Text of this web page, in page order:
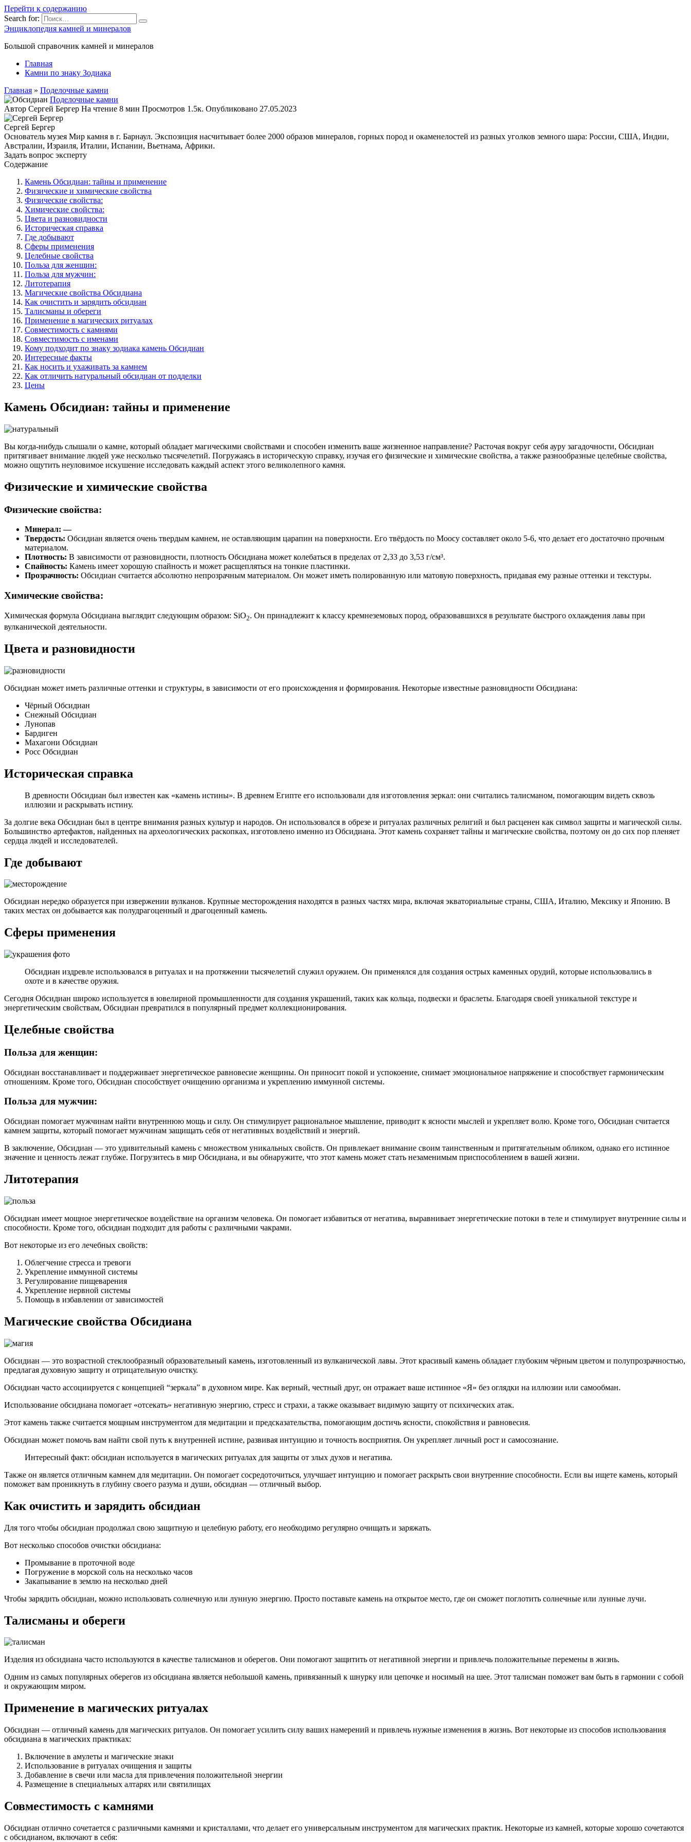
Перейти к содержанию
Search for:
Энциклопедия камней и минералов
Большой справочник камней и минералов
Главная
Камни по знаку Зодиака
Главная » Поделочные камни
Поделочные камни
Автор Сергей Бергер На чтение 8 мин Просмотров 1.5к. Опубликовано 27.05.2023
Сергей Бергер
Основатель музея Мир камня в г. Барнаул. Экспозиция насчитывает более 2000 образов минералов, горных пород и окаменелостей из разных уголков земного шара: России, США, Индии,
Австралии, Израиля, Италии, Испании, Вьетнама, Африки.
Задать вопрос эксперту
Содержание
Камень Обсидиан: тайны и применение
Физические и химические свойства
Физические свойства:
Химические свойства:
Цвета и разновидности
Историческая справка
Где добывают
Сферы применения
Целебные свойства
Польза для женщин:
Польза для мужчин:
Литотерапия
Магические свойства Обсидиана
Как очистить и зарядить обсидиан
Талисманы и обереги
Применение в магических ритуалах
Совместимость с камнями
Совместимость с именами
Кому подходит по знаку зодиака камень Обсидиан
Интересные факты
Как носить и ухаживать за камнем
Как отличить натуральный обсидиан от подделки
Цены
Камень Обсидиан: тайны и применение
Вы когда-нибудь слышали о камне, который обладает магическими свойствами и способен изменить ваше жизненное направление? Расточая вокруг себя ауру загадочности, Обсидиан
притягивает внимание людей уже несколько тысячелетий. Погружаясь в историческую справку, изучая его физические и химические свойства, а также разнообразные целебные свойства,
можно ощутить неуловимое искушение исследовать каждый аспект этого великолепного камня.
Физические и химические свойства
Физические свойства:
Минерал: —
Твердость: Обсидиан является очень твердым камнем, не оставляющим царапин на поверхности. Его твёрдость по Моосу составляет около 5-6, что делает его достаточно прочным
материалом.
Плотность: В зависимости от разновидности, плотность Обсидиана может колебаться в пределах от 2,33 до 3,53 г/см³.
Спайность: Камень имеет хорошую спайность и может расщепляться на тонкие пластинки.
Прозрачность: Обсидиан считается абсолютно непрозрачным материалом. Он может иметь полированную или матовую поверхность, придавая ему разные оттенки и текстуры.
Химические свойства:
Химическая формула Обсидиана выглядит следующим образом: SiO2. Он принадлежит к классу кремнеземовых пород, образовавшихся в результате быстрого охлаждения лавы при
вулканической деятельности.
Цвета и разновидности
Обсидиан может иметь различные оттенки и структуры, в зависимости от его происхождения и формирования. Некоторые известные разновидности Обсидиана:
Чёрный Обсидиан
Снежный Обсидиан
Лунопав
Бардиген
Махагони Обсидиан
Росс Обсидиан
Историческая справка
В древности Обсидиан был известен как «камень истины». В древнем Египте его использовали для изготовления зеркал: они считались талисманом, помогающим видеть сквозь
иллюзии и раскрывать истину.
За долгие века Обсидиан был в центре внимания разных культур и народов. Он использовался в обрезе и ритуалах различных религий и был расценен как символ защиты и магической силы.
Большинство артефактов, найденных на археологических раскопках, изготовлено именно из Обсидиана. Этот камень сохраняет тайны и магические свойства, поэтому он до сих пор пленяет
сердца людей и исследователей.
Где добывают
Обсидиан нередко образуется при извержении вулканов. Крупные месторождения находятся в разных частях мира, включая экваториальные страны, США, Италию, Мексику и Японию. В
таких местах он добывается как полудрагоценный и драгоценный камень.
Сферы применения
Обсидиан издревле использовался в ритуалах и на протяжении тысячелетий служил оружием. Он применялся для создания острых каменных орудий, которые использовались в
охоте и в качестве оружия.
Сегодня Обсидиан широко используется в ювелирной промышленности для создания украшений, таких как кольца, подвески и браслеты. Благодаря своей уникальной текстуре и
энергетическим свойствам, Обсидиан превратился в популярный предмет коллекционирования.
Целебные свойства
Польза для женщин:
Обсидиан восстанавливает и поддерживает энергетическое равновесие женщины. Он приносит покой и успокоение, снимает эмоциональное напряжение и способствует гармоническим
отношениям. Кроме того, Обсидиан способствует очищению организма и укреплению иммунной системы.
Польза для мужчин:
Обсидиан помогает мужчинам найти внутреннюю мощь и силу. Он стимулирует рациональное мышление, приводит к ясности мыслей и укрепляет волю. Кроме того, Обсидиан считается
камнем защиты, который помогает мужчинам защищать себя от негативных воздействий и энергий.
В заключение, Обсидиан — это удивительный камень с множеством уникальных свойств. Он привлекает внимание своим таинственным и притягательным обликом, однако его истинное
значение и ценность лежат глубже. Погрузитесь в мир Обсидиана, и вы обнаружите, что этот камень может стать незаменимым приспособлением в вашей жизни.
Литотерапия
Обсидиан имеет мощное энергетическое воздействие на организм человека. Он помогает избавиться от негатива, выравнивает энергетические потоки в теле и стимулирует внутренние силы и
способности. Кроме того, обсидиан подходит для работы с различными чакрами.
Вот некоторые из его лечебных свойств:
Облегчение стресса и тревоги
Укрепление иммунной системы
Регулирование пищеварения
Укрепление нервной системы
Помощь в избавлении от зависимостей
Магические свойства Обсидиана
Обсидиан — это возрастной стеклообразный образовательный камень, изготовленный из вулканической лавы. Этот красивый камень обладает глубоким чёрным цветом и полупрозрачностью,
предлагая духовную защиту и отрицательную очистку.
Обсидиан часто ассоциируется с концепцией “зеркала” в духовном мире. Как верный, честный друг, он отражает ваше истинное «Я» без оглядки на иллюзии или самообман.
Использование обсидиана помогает «отсекать» негативную энергию, стресс и страхи, а также оказывает видимую защиту от психических атак.
Этот камень также считается мощным инструментом для медитации и предсказательства, помогающим достичь ясности, спокойствия и равновесия.
Обсидиан может помочь вам найти свой путь к внутренней истине, развивая интуицию и точность восприятия. Он укрепляет личный рост и самосознание.
Интересный факт: обсидиан используется в магических ритуалах для защиты от злых духов и негатива.
Также он является отличным камнем для медитации. Он помогает сосредоточиться, улучшает интуицию и помогает раскрыть свои внутренние способности. Если вы ищете камень, который
поможет вам проникнуть в глубину своего разума и души, обсидиан — отличный выбор.
Как очистить и зарядить обсидиан
Для того чтобы обсидиан продолжал свою защитную и целебную работу, его необходимо регулярно очищать и заряжать.
Вот несколько способов очистки обсидиана:
Промывание в проточной воде
Погружение в морской соль на несколько часов
Закапывание в землю на несколько дней
Чтобы зарядить обсидиан, можно использовать солнечную или лунную энергию. Просто поставьте камень на открытое место, где он сможет поглотить солнечные или лунные лучи.
Талисманы и обереги
Изделия из обсидиана часто используются в качестве талисманов и оберегов. Они помогают защитить от негативной энергии и привлечь положительные перемены в жизнь.
Одним из самых популярных оберегов из обсидиана является небольшой камень, привязанный к шнурку или цепочке и носимый на шее. Этот талисман поможет вам быть в гармонии с собой
и окружающим миром.
Применение в магических ритуалах
Обсидиан — отличный камень для магических ритуалов. Он помогает усилить силу ваших намерений и привлечь нужные изменения в жизнь. Вот некоторые из способов использования
обсидиана в магических практиках:
Включение в амулеты и магические знаки
Использование в ритуалах очищения и защиты
Добавление в свечи или масла для привлечения положительной энергии
Размещение в специальных алтарях или святилищах
Совместимость с камнями
Обсидиан отлично сочетается с различными камнями и кристаллами, что делает его универсальным инструментом для магических практик. Некоторые из камней, которые хорошо сочетаются
с обсидианом, включают в себя: